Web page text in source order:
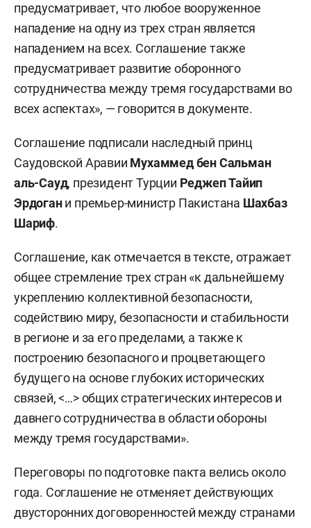
предусматривает, что любое вооруженное
нападение на одну из трех стран является
нападением на всех. Соглашение также
предусматривает развитие оборонного
сотрудничества между тремя государствами во
всех аспектах», — говорится в документе.
Соглашение подписали наследный принц
Саудовской Аравии Мухаммед бен Сальман
аль-Сауд, президент Турции РеджепТайип
Эрдогани премьер-министр Пакистана Шахбаз
Шариф.
Соглашение, как отмечается в тексте, отражает
общее стремление трех стран «к дальнейшему
укреплению коллективной безопасности,
содействию миру, безопасности и стабильности
в регионе и за его пределами, а также к
построению безопасного и процветающего
будущего на основе глубоких исторических
связей, <…> общих стратегических интересов и
давнего сотрудничества в области обороны
между тремя государствами».
Переговоры по подготовке пакта велись около
года. Соглашение не отменяет действующих
двусторонних договоренностей между странами